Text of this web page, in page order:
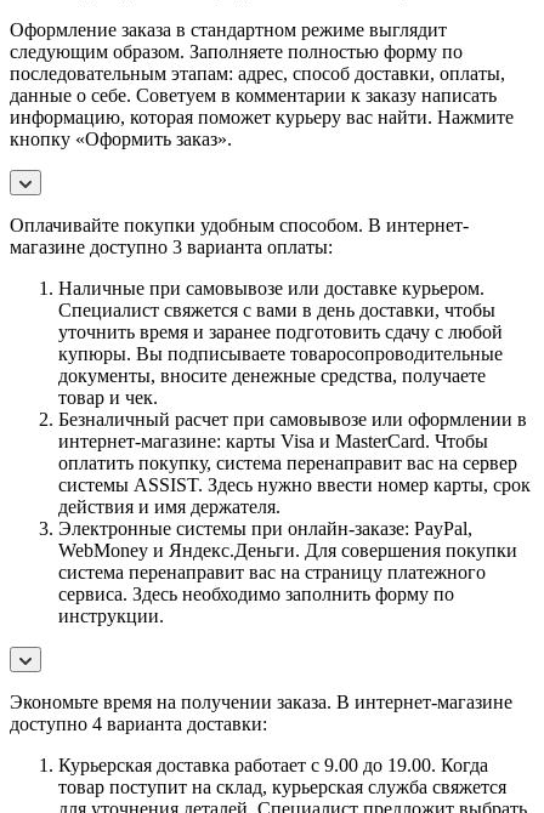
Оформление заказа в стандартном режиме выглядит
следующим образом. Заполняете полностью форму по
последовательным этапам: адрес, способ доставки, оплаты,
данные о себе. Советуем в комментарии к заказу написать
информацию, которая поможет курьеру вас найти. Нажмите
кнопку «Оформить заказ».
Оплачивайте покупки удобным способом. В интернет-
магазине доступно 3 варианта оплаты:
Наличные при самовывозе или доставке курьером.
Специалист свяжется с вами в день доставки, чтобы
уточнить время и заранее подготовить сдачу с любой
купюры. Вы подписываете товаросопроводительные
документы, вносите денежные средства, получаете
товар и чек.
Безналичный расчет при самовывозе или оформлении в
интернет-магазине: карты Visa и MasterCard. Чтобы
оплатить покупку, система перенаправит вас на сервер
системы ASSIST. Здесь нужно ввести номер карты, срок
действия и имя держателя.
Электронные системы при онлайн-заказе: PayPal,
WebMoney и Яндекс.Деньги. Для совершения покупки
система перенаправит вас на страницу платежного
сервиса. Здесь необходимо заполнить форму по
инструкции.
Экономьте время на получении заказа. В интернет-магазине
доступно 4 варианта доставки:
Курьерская доставка работает с 9.00 до 19.00. Когда
товар поступит на склад, курьерская служба свяжется
для уточнения деталей. Специалист предложит выбрать